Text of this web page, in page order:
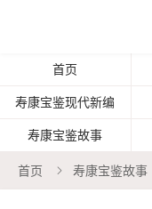
首页
寿康宝鉴现代新编
寿康宝鉴故事
首页  寿康宝鉴故事